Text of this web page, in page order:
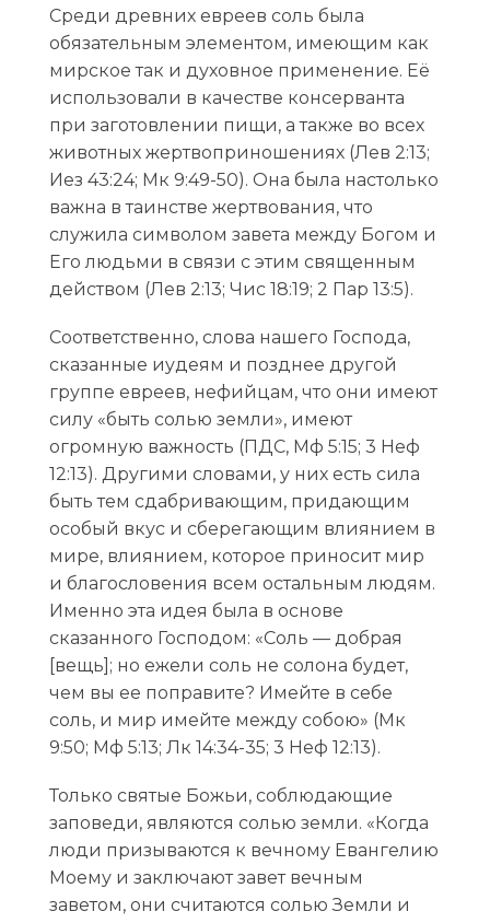
Среди древних евреев соль была
обязательным элементом, имеющим как
мирское так и духовное применение. Её
использовали в качестве консерванта
при заготовлении пищи, а также во всех
животных жертвоприношениях (Лев 2:13;
Иез 43:24; Мк 9:49-50). Она была настолько
важна в таинстве жертвования, что
служила символом завета между Богом и
Его людьми в связи с этим священным
действом (Лев 2:13; Чис 18:19; 2 Пар 13:5).
Соответственно, слова нашего Господа,
сказанные иудеям и позднее другой
группе евреев, нефийцам, что они имеют
силу «быть солью земли», имеют
огромную важность (ПДС, Мф 5:15; 3 Неф
12:13). Другими словами, у них есть сила
быть тем сдабривающим, придающим
особый вкус и сберегающим влиянием в
мире, влиянием, которое приносит мир
и благословения всем остальным людям.
Именно эта идея была в основе
сказанного Господом: «Соль — добрая
[вещь]; но ежели соль не солона будет,
чем вы ее поправите? Имейте в себе
соль, и мир имейте между собою» (Мк
9:50; Мф 5:13; Лк 14:34-35; 3 Неф 12:13).
Только святые Божьи, соблюдающие
заповеди, являются солью земли. «Когда
люди призываются к вечному Евангелию
Моему и заключают завет вечным
заветом, они считаются солью Земли и